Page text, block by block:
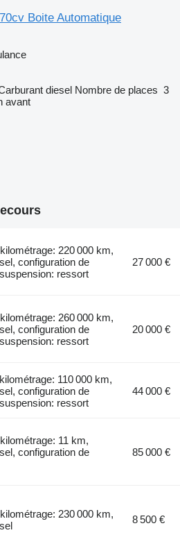
Boite Automatique
diesel Nombre de places 3
avant
220 000 km,
configuration de
ressort
27 000 €
260 000 km,
configuration de
ressort
20 000 €
110 000 km,
configuration de
ressort
44 000 €
11 km,
configuration de
85 000 €
230 000 km,
8 500 €